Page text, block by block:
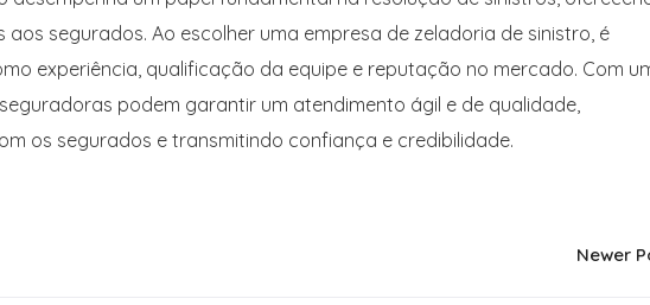
segurados. Ao escolher uma empresa de zeladoria de sinistro, é
experiência, qualificação da equipe e reputação no mercado. Com
podem garantir um atendimento ágil e de qualidade,
os segurados e transmitindo confiança e credibilidade.
Newer